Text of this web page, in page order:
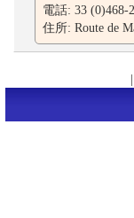
電話: 33 (0)468-
住所: Route de
|